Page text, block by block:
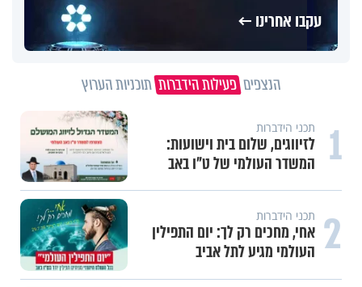
עקבו אחרינו ←
הנצפים פעילות הידברות תוכניות הערוץ
1 תכני הידברות
לזיווגים, שלום בית וישועות:
המשדר העולמי של ט"ו באב
2 תכני הידברות
אחי, מחכים רק לך: יום התפילין
העולמי מגיע לתל אביב